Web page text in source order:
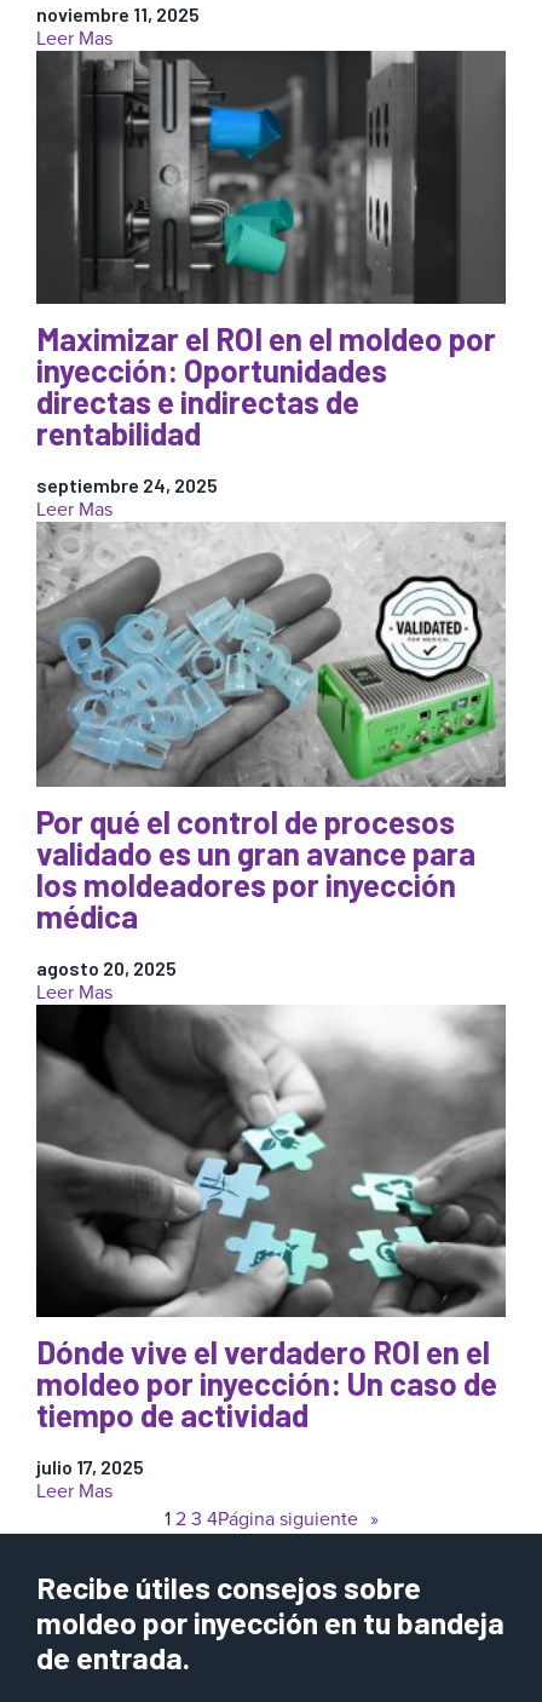
noviembre 11, 2025
Leer Mas:
Cómo
el
control
de
presión
en
la
cavidad
cambiando
fabricación
de
plásticos:
Permitiendo
el
de
materiales
reciclados
en
el
moldeo
por
inyección
Maximizar el ROI en el moldeo por
inyección: Oportunidades
directas e indirectas de
rentabilidad
septiembre 24, 2025
Leer Mas:
Maximizar
el
ROI
en
el
moldeo
por
inyección:
Oportunidades
directas
e
de
rentabilidad
Por qué el control de procesos
validado es un gran avance para
los moldeadores por inyección
médica
agosto 20, 2025
Leer Mas:
control
de
procesos
validado
es
un
avance
para
los
por
inyección
médica
Dónde vive el verdadero ROI en el
moldeo por inyección: Un caso de
tiempo de actividad
julio 17, 2025
Leer Mas:
Dónde
vive
verdadero
en
el
123 4Página siguiente »
Recibe útiles consejos sobre
moldeo por inyección en tu bandeja
de entrada.